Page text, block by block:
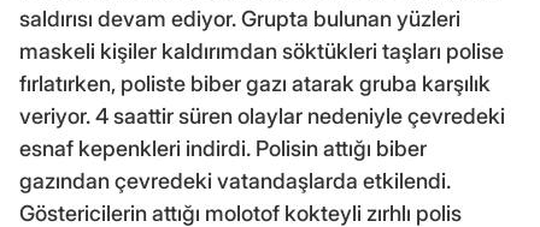
saldırısı devam ediyor. Grupta bulunan yüzleri
maskeli kişiler kaldırımdan söktükleri taşları polise
fırlatırken, poliste biber gazı atarak gruba karşılık
veriyor. 4 saattir süren olaylar nedeniyle çevredeki
esnaf kepenkleri indirdi. Polisin attığı biber
gazından çevredeki vatandaşlarda etkilendi.
Göstericilerin attığı molotof kokteyli zırhlı polis